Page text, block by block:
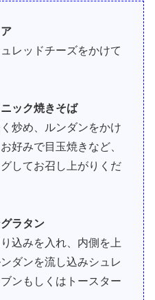
レッドチーズをかけて
ック焼きそば
炒め、ルンダンをかけ
好みで目玉焼きなど、
してお召し上がりくだ
ラタン
込みを入れ、内側を上
ダンを流し込みシュレ
ンもしくはトースター